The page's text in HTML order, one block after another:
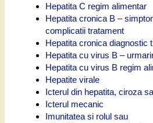
Hepatita C regim alimentar
Hepatita cronica B –
complicatii tratament
Hepatita cronica diagnostic
Hepatita cu virus B –
Hepatita cu virus B regim
Hepatite virale
Icterul din hepatita, ciroza
Icterul mecanic
Imunitatea si rolul sau